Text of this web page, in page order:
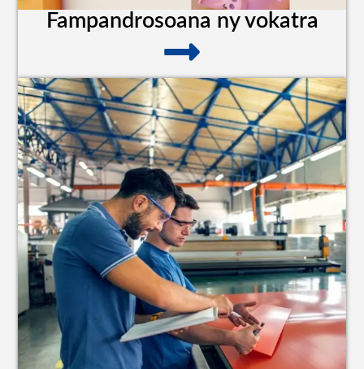
Fampandrosoana ny vokatra